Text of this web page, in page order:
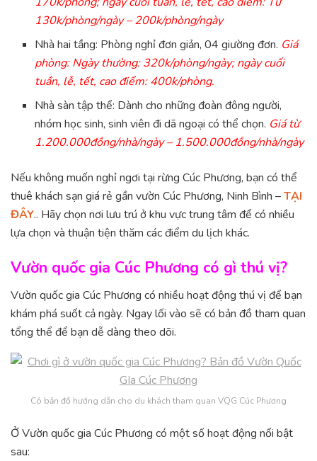
130k/phòng/ngày – 200k/phòng/ngày
Nhà hai tầng: Phòng nghỉ đơn giản, 04 giường đơn. Giá
phòng: Ngày thường: 320k/phòng/ngày; ngày cuối
tuần, lễ, tết, cao điểm: 400k/phòng.
Nhà sàn tập thể: Dành cho những đoàn đông người,
nhóm học sinh, sinh viên đi dã ngoại có thể chọn. Giá từ
1.200.000đồng/nhà/ngày – 1.500.000đồng/nhà/ngày
Nếu không muốn nghỉ ngơi tại rừng Cúc Phương, bạn có thể
thuê khách sạn giá rẻ gần vườn Cúc Phương, Ninh Bình –TẠI
ĐÂY.. Hãy chọn nơi lưu trú ở khu vực trung tâm để có nhiều
lựa chọn và thuận tiện thăm các điểm du lịch khác.
Vườn quốc gia Cúc Phương có gì thú vị?
Vườn quốc gia Cúc Phương có nhiều hoạt động thú vị để bạn
khám phá suốt cả ngày. Ngay lối vào sẽ có bản đồ tham quan
tổng thể để bạn dễ dàng theo dõi.
Có bản đồ hướng dẫn cho du khách tham quan VQG Cúc Phương
Ở Vườn quốc gia Cúc Phương có một số hoạt động nổi bật
sau: